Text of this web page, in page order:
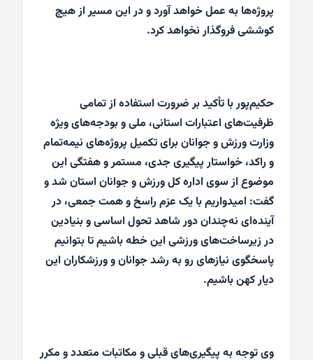
پروژه‌ها به عمل خواهد آورد و در این مسیر از هیچ
کوششی فروگذار نخواهد کرد.
حکیم‌پور با تأکید بر ضرورت استفاده از تمامی
ظرفیت‌های اعتبارات استانی، ملی و بودجه‌های ویژه
وزارت ورزش و جوانان برای تکمیل پروژه‌های نیمه‌تمام
و راکد، خواستار پیگیری جدی، مستمر و هفتگی این
موضوع از سوی اداره کل ورزش و جوانان استان شد و
گفت: امیدواریم با یک عزم راسخ و همت جمعی، در
آینده‌ای نه‌چندان دور شاهد تحول اساسی و بنیادین
در زیرساخت‌های ورزشی این خطه باشیم تا بتوانیم
پاسخگوی نیازهای رو به رشد جوانان و ورزشکاران این
دیار کهن باشیم.
وی توجه به پیگیری‌های قبلی و مکاتبات متعدد و مکرر